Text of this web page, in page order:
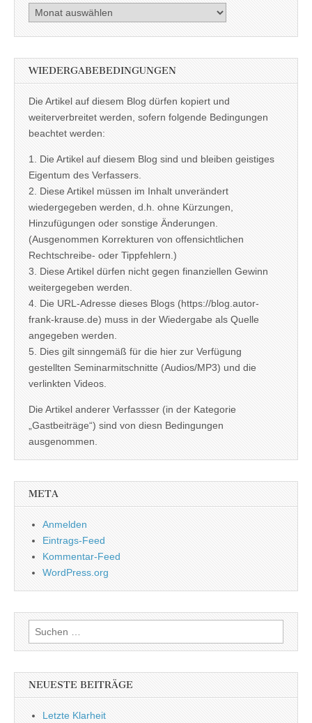
Archiv
WIEDERGABEBEDINGUNGEN
Die Artikel auf diesem Blog dürfen kopiert und
weiterverbreitet werden, sofern folgende Bedingungen
beachtet werden:
1. Die Artikel auf diesem Blog sind und bleiben geistiges
Eigentum des Verfassers.
2. Diese Artikel müssen im Inhalt unverändert
wiedergegeben werden, d.h. ohne Kürzungen,
Hinzufügungen oder sonstige Änderungen.
(Ausgenommen Korrekturen von offensichtlichen
Rechtschreibe- oder Tippfehlern.)
3. Diese Artikel dürfen nicht gegen finanziellen Gewinn
weitergegeben werden.
4. Die URL-Adresse dieses Blogs (https://blog.autor-
frank-krause.de) muss in der Wiedergabe als Quelle
angegeben werden.
5. Dies gilt sinngemäß für die hier zur Verfügung
gestellten Seminarmitschnitte (Audios/MP3) und die
verlinkten Videos.
Die Artikel anderer Verfassser (in der Kategorie
„Gastbeiträge“) sind von diesn Bedingungen
ausgenommen.
META
Anmelden
Eintrags-Feed
Kommentar-Feed
WordPress.org
Suchen
nach:
NEUESTE BEITRÄGE
Letzte Klarheit